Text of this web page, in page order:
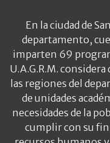
En la ciudad de
departamento,
imparten 69
U.A.G.R.M.
las regiones del
de unidades
necesidades de la
cumplir con su